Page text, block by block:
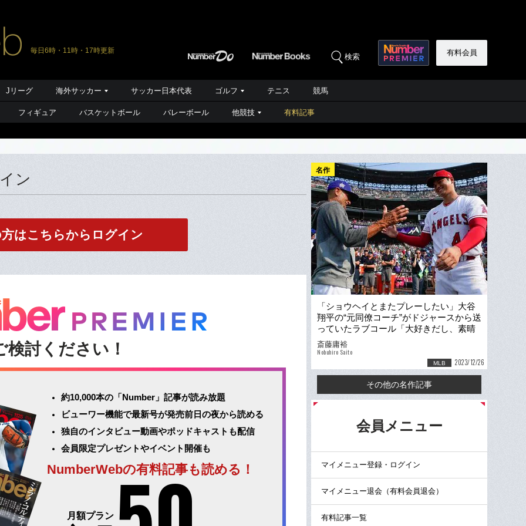
毎日6時・11時・17時更新
検索 有料会員
Jリーグ 海外サッカー サッカー日本代表 ゴルフ テニス 競馬
フィギュア バスケットボール バレーボール 他競技 有料記事
ン
はこちらからログイン
検討ください！
約10,000本の「Number」記事が読み放題
ビューワー機能で最新号が発売前日の夜から読める
独自のインタビュー動画やポッドキャストも配信
会員限定プレゼントやイベント開催も
NumberWebの有料記事も読める！
月額プラン
名作
「ショウヘイとまたプレーしたい」大谷
翔平の“元同僚コーチ”がドジャースから送
っていたラブコール「大好きだし、素晴
らしい野球人だ」
斎藤庸裕
Nobuhiro Saito
MLB 2023/12/26
その他の名作記事
会員メニュー
マイメニュー登録・ログイン
マイメニュー退会（有料会員退会）
有料記事一覧